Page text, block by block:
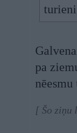
turieni
pa
[ Šo ziņu